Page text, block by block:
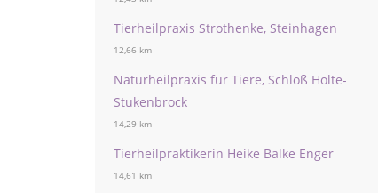
Tierheilpraxis Strothenke, Steinhagen
12,66 km
Naturheilpraxis für Tiere, Schloß Holte-
Stukenbrock
14,29 km
Tierheilpraktikerin Heike Balke Enger
14,61 km